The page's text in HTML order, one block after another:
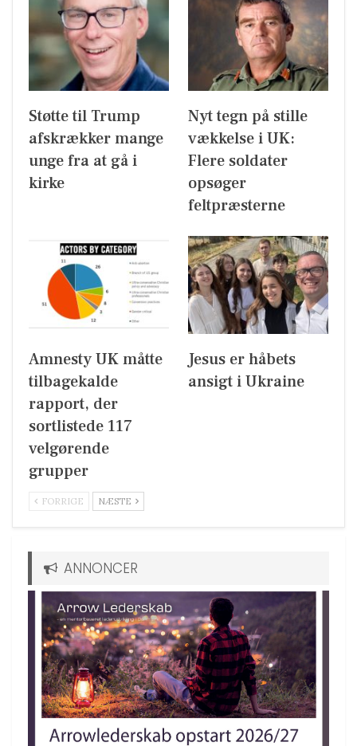
Støtte til Trump
afskrækker mange
unge fra at gå i
kirke
Nyt tegn på stille
vækkelse i UK:
Flere soldater
opsøger
feltpræsterne
Amnesty UK måtte
tilbagekalde
rapport, der
sortlistede 117
velgørende
grupper
Jesus er håbets
ansigt i Ukraine
FORRIGE NÆSTE
ANNONCER